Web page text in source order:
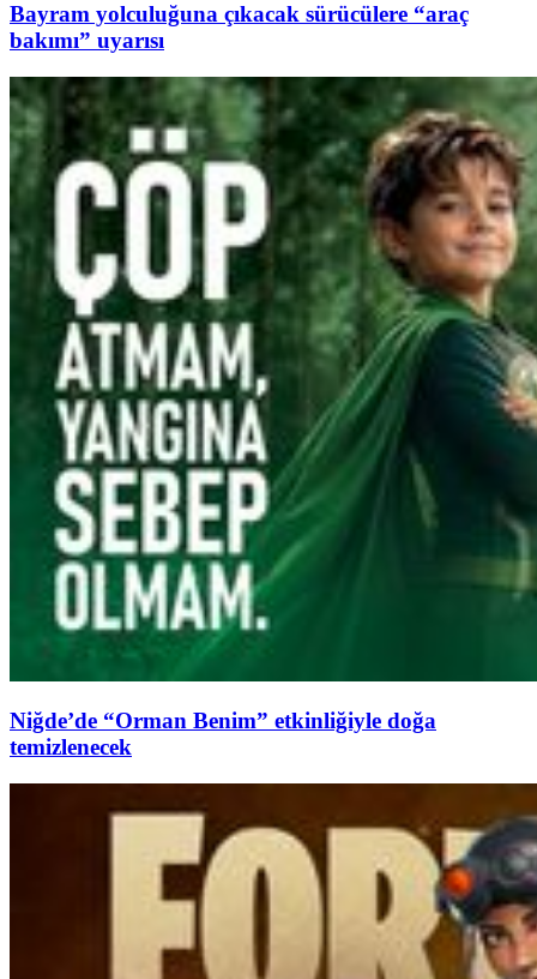
Bayram yolculuğuna çıkacak sürücülere “araç
bakımı” uyarısı
Niğde’de “Orman Benim” etkinliğiyle doğa
temizlenecek